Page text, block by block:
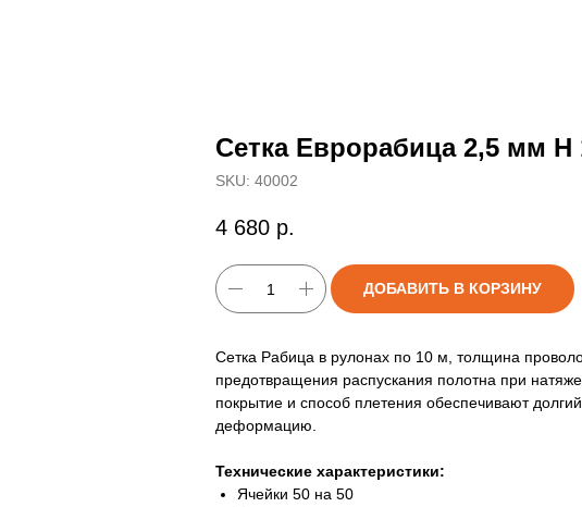
Сетка Еврорабица 2,5 мм
SKU: 40002
4 680 р.
ДОБАВИТЬ В КОРЗИНУ
Сетка Рабица в рулонах по 10 м, толщина
предотвращения распускания полотна при
покрытие и способ плетения обеспечивают
деформацию.
Технические характеристики:
Ячейки 50 на 50